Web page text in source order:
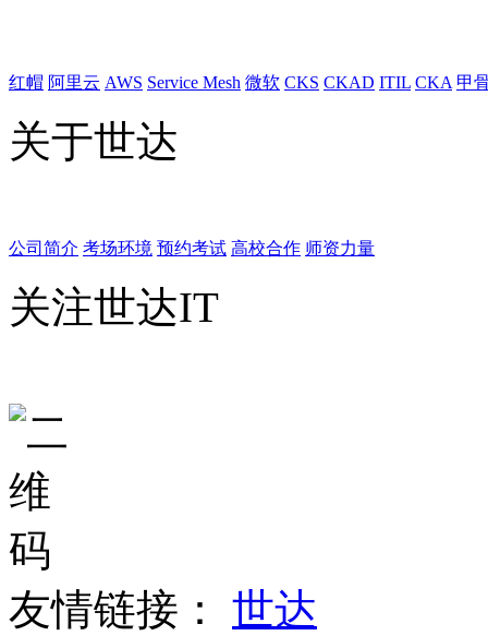
红帽 阿里云 AWS Service Mesh 微软 CKS CKAD ITIL CKA 甲
关于世达
公司简介 考场环境 预约考试 高校合作 师资力量
关注世达IT
友情链接： 世达